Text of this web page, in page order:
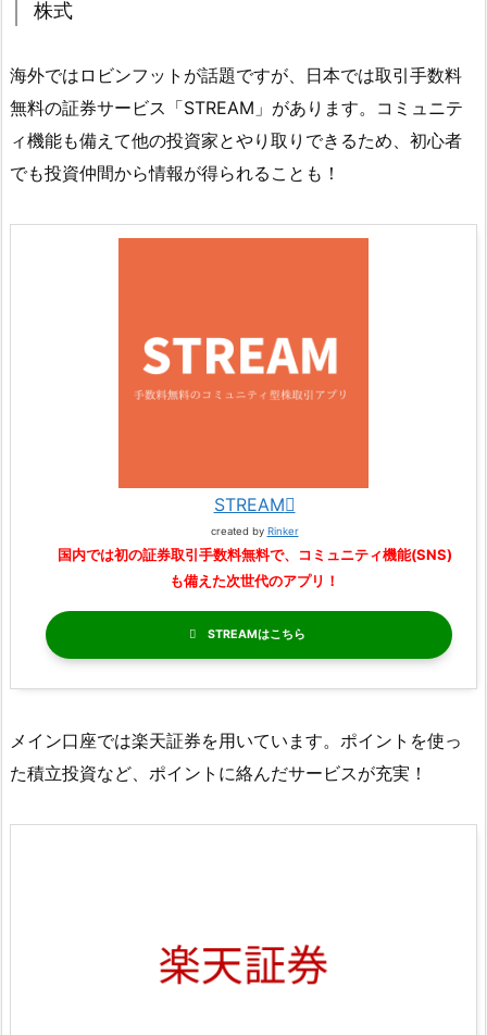
株式
海外ではロビンフットが話題ですが、日本では取引手数料
無料の証券サービス「STREAM」があります。コミュニテ
ィ機能も備えて他の投資家とやり取りできるため、初心者
でも投資仲間から情報が得られることも！
STREAM
created by Rinker
国内では初の証券取引手数料無料で、コミュニティ機能(SNS)
も備えた次世代のアプリ！
STREAM
メイン口座では楽天証券を用いています。ポイントを使っ
た積立投資など、ポイントに絡んだサービスが充実！